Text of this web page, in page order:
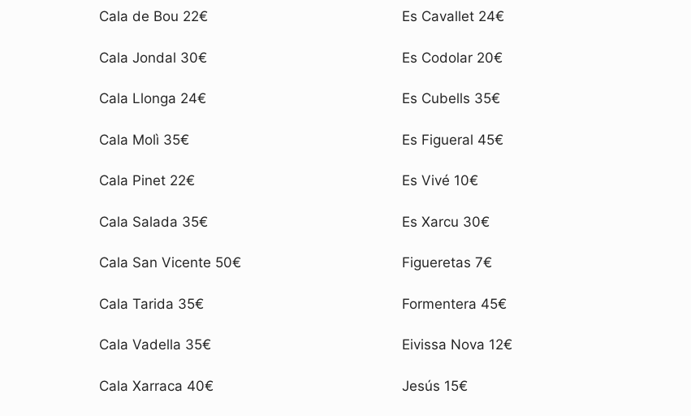
Cala de Bou 22€
Cala Jondal 30€
Cala Llonga 24€
Cala Molì 35€
Cala Pinet 22€
Cala Salada 35€
Cala San Vicente 50€
Cala Tarida 35€
Cala Vadella 35€
Cala Xarraca 40€
Es Cavallet 24€
Es Codolar 20€
Es Cubells 35€
Es Figueral 45€
Es Vivé 10€
Es Xarcu 30€
Figueretas 7€
Formentera 45€
Eivissa Nova 12€
Jesús 15€